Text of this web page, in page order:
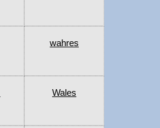
wahres
Wales